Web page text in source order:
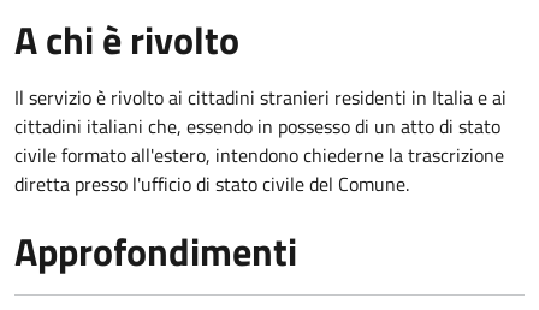
A chi è rivolto
Il servizio è rivolto ai cittadini stranieri residenti in Italia e ai
cittadini italiani che, essendo in possesso di un atto di stato
civile formato all'estero, intendono chiederne la trascrizione
diretta presso l'ufficio di stato civile del Comune.
Approfondimenti